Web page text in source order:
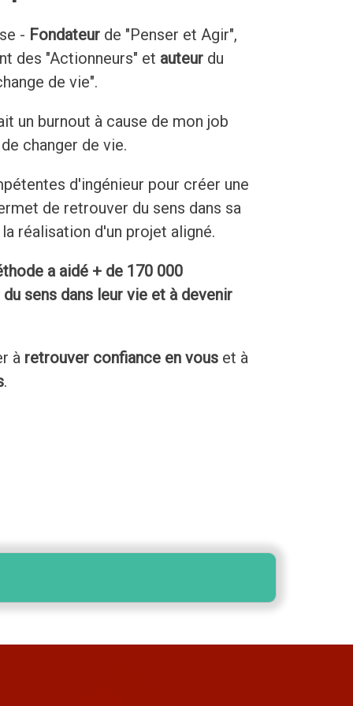
- Fondateurde "Penser et Agir",
des "Actionneurs" et auteurdu
de vie".
un burnout à cause de mon job
changer de vie.
d'ingénieur pour créer une
de retrouver du sens dans sa
réalisation d'un projet aligné.
a aidé + de 170 000
sens dans leur vie et à devenir
à retrouver confiance en vouset à
.